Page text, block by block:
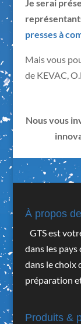
Je serai
presses à
Mais vous
de KEVAC,
Nous vous
À propos
GTS est
dans les
dans le choix
préparation
Produits &